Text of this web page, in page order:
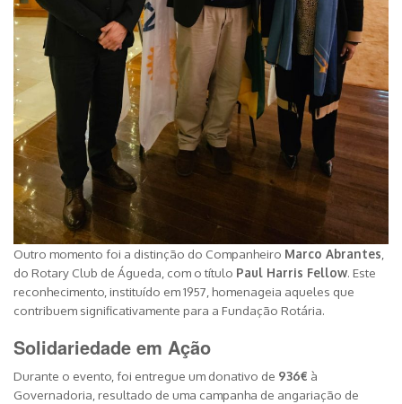
Outro momento foi a distinção do Companheiro Marco Abrantes
do Rotary Club de Águeda, com o título Paul Harris Fellow. Este
reconhecimento, instituído em 1957, homenageia aqueles que
contribuem significativamente para a Fundação Rotária.
Solidariedade em Ação
Durante o evento, foi entregue um donativo de 936€ à
Governadoria, resultado de uma campanha de angariação de